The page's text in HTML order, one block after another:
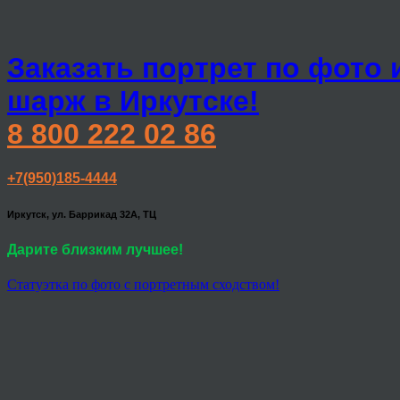
Заказать портрет по фото
шарж в Иркутске!
8 800 222 02 86
+7(950)185-4444
Иркутск, ул. Баррикад 32А, ТЦ
Дарите близким лучшее!
Статуэтка по фото с портретным сходством!